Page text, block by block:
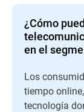
¿Cómo
en el
Los
tiempo
tecnología